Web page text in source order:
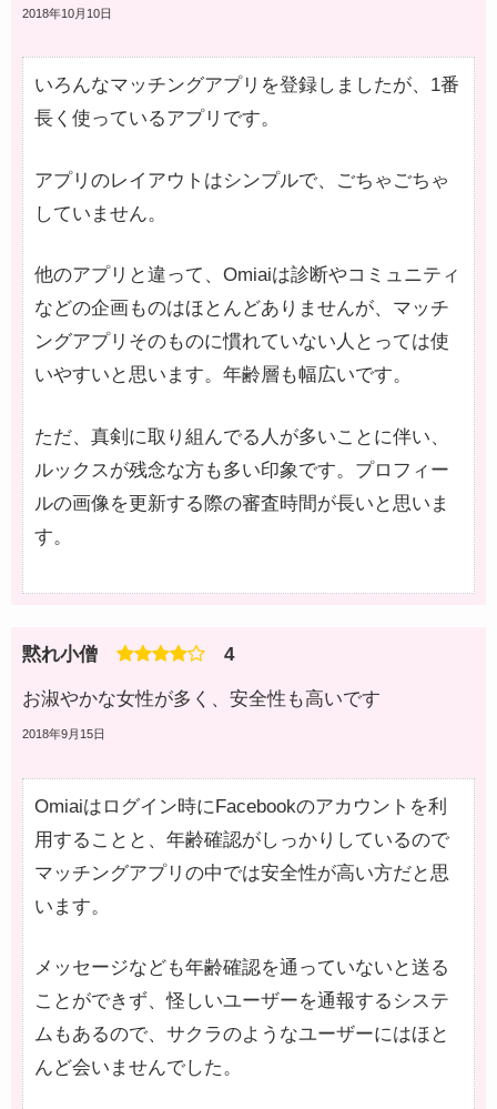
2018年10月10日
いろんなマッチングアプリを登録しましたが、1番
長く使っているアプリです。
アプリのレイアウトはシンプルで、ごちゃごちゃ
していません。
他のアプリと違って、Omiaiは診断やコミュニティ
などの企画ものはほとんどありませんが、マッチ
ングアプリそのものに慣れていない人とっては使
いやすいと思います。年齢層も幅広いです。
ただ、真剣に取り組んでる人が多いことに伴い、
ルックスが残念な方も多い印象です。プロフィー
ルの画像を更新する際の審査時間が長いと思いま
す。
黙れ小僧 4
お淑やかな女性が多く、安全性も高いです
2018年9月15日
Omiaiはログイン時にFacebookのアカウントを利
用することと、年齢確認がしっかりしているので
マッチングアプリの中では安全性が高い方だと思
います。
メッセージなども年齢確認を通っていないと送る
ことができず、怪しいユーザーを通報するシステ
ムもあるので、サクラのようなユーザーにはほと
んど会いませんでした。